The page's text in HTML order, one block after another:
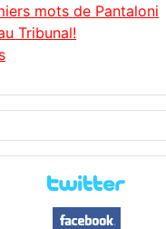
mots de Pantaloni
Tribunal!